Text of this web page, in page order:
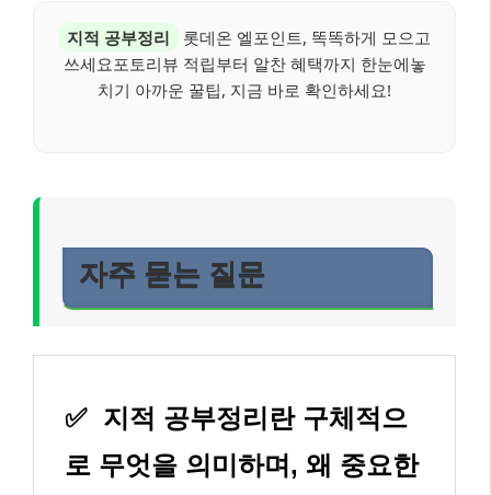
지적 공부정리
롯데온 엘포인트, 똑똑하게 모으고
쓰세요포토리뷰 적립부터 알찬 혜택까지 한눈에놓
치기 아까운 꿀팁, 지금 바로 확인하세요!
자주 묻는 질문
✅ 지적 공부정리란 구체적으
로 무엇을 의미하며, 왜 중요한